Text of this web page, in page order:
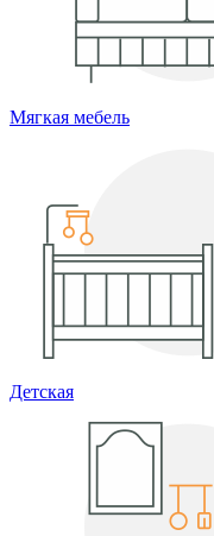
Мягкая мебель
Детская